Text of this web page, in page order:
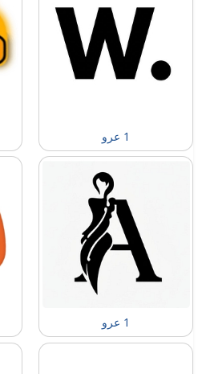
1 عرو
1 عرو